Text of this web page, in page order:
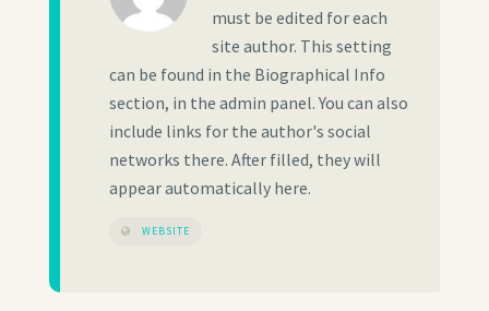
must be edited for each
site author. This setting
can be found in the Biographical Info
section, in the admin panel. You can also
include links for the author's social
networks there. After filled, they will
appear automatically here.
WEBSITE